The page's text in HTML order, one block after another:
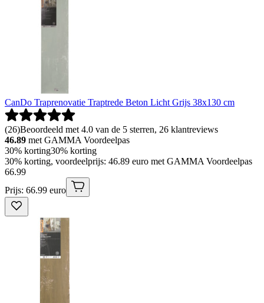
CanDo Traprenovatie Traptrede Beton Licht Grijs 38x130 cm
(26)Beoordeeld met 4.0 van de 5 sterren, 26 klantreviews
46.89 met GAMMA Voordeelpas
30% korting30% korting
30% korting, voordeelprijs: 46.89 euro met GAMMA Voordeelpas
66.99
Prijs: 66.99 euro